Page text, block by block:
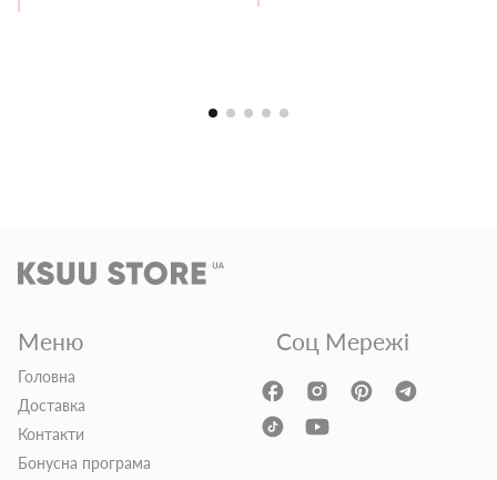
Меню
Головна
Доставка
Контакти
Бонусна програма
Соц Мережі